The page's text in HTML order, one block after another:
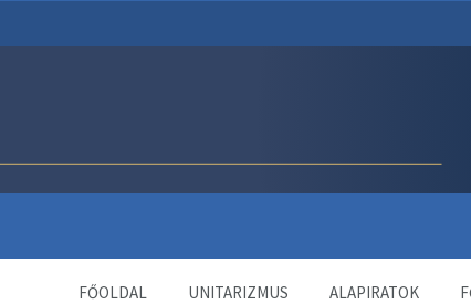
FŐOLDAL UNITARIZMUS ALAPIRATOK